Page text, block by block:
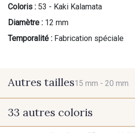
Coloris : 53 - Kaki Kalamata
Diamètre : 12 mm
Temporalité : Fabrication spéciale
Autres tailles15 mm - 20 mm
15 mm
33 autres coloris